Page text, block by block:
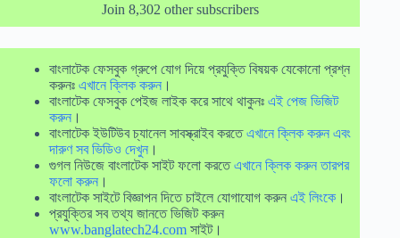
Join 8,302 other subscribers
বাংলাটেক ফেসবুক গ্রুপে যোগ দিয়ে প্রযুক্তি বিষয়ক যেকোনো প্রশ্ন
করুনঃ এখানে ক্লিক করুন ।
বাংলাটেক ফেসবুক পেইজ লাইক করে সাথে থাকুনঃ এই পেজ ভিজিট
করুন ।
বাংলাটেক ইউটিউব চ্যানেল সাবস্ক্রাইব করতেএখানে ক্লিক করুন এবং
দারুণ সব ভিডিও দেখুন ।
গুগল নিউজে বাংলাটেক সাইট ফলো করতেএখানে ক্লিক করুন তারপর
ফলো করুন ।
বাংলাটেক সাইটে বিজ্ঞাপন দিতে চাইলে যোগাযোগ করুন এই লিংকে ।
প্রযুক্তির সব তথ্য জানতে ভিজিট করুন
www.banglatech24.com সাইট।